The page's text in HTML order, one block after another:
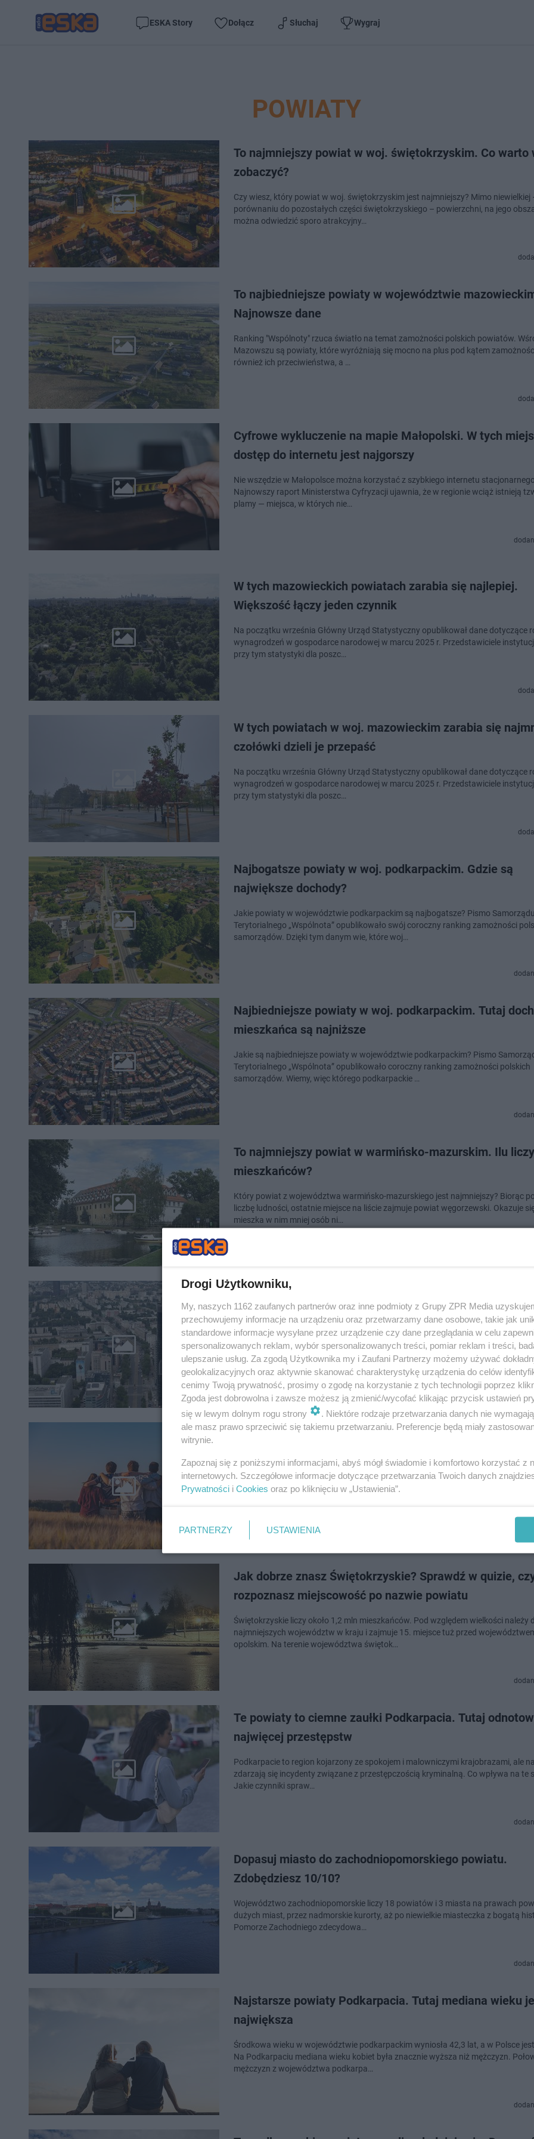
ESKA Story Dołącz Słuchaj Wygraj
POWIATY
To najmniejszy powiat w woj. świętokrzyskim. Co warto
zobaczyć?
Czy wiesz, który powiat w woj. świętokrzyskim jest najmniejszy? Mimo niewielkiej
porównaniu do pozostałych części świętokrzyskiego – powierzchni, na jego
można odwiedzić sporo atrakcyjny…
To najbiedniejsze powiaty w województwie
Najnowsze dane
Ranking "Wspólnoty" rzuca światło na temat zamożności polskich powiatów.
Mazowszu są powiaty, które wyróżniają się mocno na plus pod kątem
również ich przeciwieństwa, a …
Cyfrowe wykluczenie na mapie Małopolski. W tych
dostęp do internetu jest najgorszy
Nie wszędzie w Małopolsce można korzystać z szybkiego internetu stacjonarnego.
Najnowszy raport Ministerstwa Cyfryzacji ujawnia, że w regionie wciąż istnieją
plamy — miejsca, w których nie…
W tych mazowieckich powiatach zarabia się najlepiej.
Większość łączy jeden czynnik
Na początku września Główny Urząd Statystyczny opublikował dane dotyczące
wynagrodzeń w gospodarce narodowej w marcu 2025 r. Przedstawiciele
przy tym statystyki dla poszc…
W tych powiatach w woj. mazowieckim zarabia się
czołówki dzieli je przepaść
Na początku września Główny Urząd Statystyczny opublikował dane dotyczące
wynagrodzeń w gospodarce narodowej w marcu 2025 r. Przedstawiciele
przy tym statystyki dla poszc…
Najbogatsze powiaty w woj. podkarpackim. Gdzie są
największe dochody?
Jakie powiaty w województwie podkarpackim są najbogatsze? Pismo Samorządu
Terytorialnego „Wspólnota” opublikowało swój coroczny ranking zamożności
samorządów. Dzięki tym danym wie, które woj…
Najbiedniejsze powiaty w woj. podkarpackim. Tutaj
mieszkańca są najniższe
Jakie są najbiedniejsze powiaty w województwie podkarpackim? Pismo
Terytorialnego „Wspólnota” opublikowało coroczny ranking zamożności polskich
samorządów. Wiemy, więc którego podkarpackie …
To najmniejszy powiat w warmińsko-mazurskim. Ilu liczy
mieszkańców?
Który powiat z województwa warmińsko-mazurskiego jest najmniejszy? Biorąc
liczbę ludności, ostatnie miejsce na liście zajmuje powiat węgorzewski. Okazuje
mieszka w nim mniej osób ni…
To najbogatsze powiaty na Mazowszu. Większość z nich
jedno
Które powiaty w woj. mazowieckim są najbogatsze? Korzystając z danych
przez Ministerstwo Finansów, stworzyliśmy ranking dziesięciu najlepiej
finansowo samorządów w reg…
Najmłodsze powiaty Podkarpacia. Tutaj żyje najwięcej
Mediana wieku w zaledwie 11 powiatach na terenie województwa
kształtuje się poniżej mediany wieku dla całego regionu. Oznacza to, że właśnie w
Jak dobrze znasz Świętokrzyskie? Sprawdź w quizie,
rozpoznasz miejscowość po nazwie powiatu
Świętokrzyskie liczy około 1,2 mln mieszkańców. Pod względem wielkości należy
najmniejszych województw w kraju i zajmuje 15. miejsce tuż przed
opolskim. Na terenie województwa świętok…
Te powiaty to ciemne zaułki Podkarpacia. Tutaj
najwięcej przestępstw
Podkarpacie to region kojarzony ze spokojem i malowniczymi krajobrazami, ale
zdarzają się incydenty związane z przestępczością kryminalną. Co wpływa na te
Jakie czynniki spraw…
Dopasuj miasto do zachodniopomorskiego powiatu.
Zdobędziesz 10/10?
Województwo zachodniopomorskie liczy 18 powiatów i 3 miasta na prawach
dużych miast, przez nadmorskie kurorty, aż po niewielkie miasteczka z bogatą
Pomorze Zachodniego zdecydowa…
Najstarsze powiaty Podkarpacia. Tutaj mediana wieku
największa
Środkowa wieku w województwie podkarpackim wyniosła 42,3 lat, a w Polsce jest
Na Podkarpaciu mediana wieku kobiet była znacznie wyższa niż mężczyzn.
mężczyzn z województwa podkarpa…
Drogi Użytkowniku,
My, naszych 1162 zaufanych partnerów oraz inne podmioty z Grupy ZPR Media
przechowujemy informacje na urządzeniu oraz przetwarzamy dane osobowe, takie jak
standardowe informacje wysyłane przez urządzenie czy dane przeglądania w celu
spersonalizowanych reklam, wybór spersonalizowanych treści, pomiar reklam i treści,
ulepszanie usług. Za zgodą Użytkownika my i Zaufani Partnerzy możemy używać
geolokalizacyjnych oraz aktywnie skanować charakterystykę urządzenia do celów
cenimy Twoją prywatność, prosimy o zgodę na korzystanie z tych technologii poprzez
Zgoda jest dobrowolna i zawsze możesz ją zmienić/wycofać klikając przycisk ustawień
się w lewym dolnym rogu strony
. Niektóre rodzaje przetwarzania danych nie
ale masz prawo sprzeciwić się takiemu przetwarzaniu. Preferencje będą miały
witrynie.
Zapoznaj się z poniższymi informacjami, abyś mógł świadomie i komfortowo korzystać z
internetowych. Szczegółowe informacje dotyczące przetwarzania Twoich danych
Prywatności i Cookies oraz po kliknięciu w „Ustawienia”.
PARTNERZY USTAWIENIA